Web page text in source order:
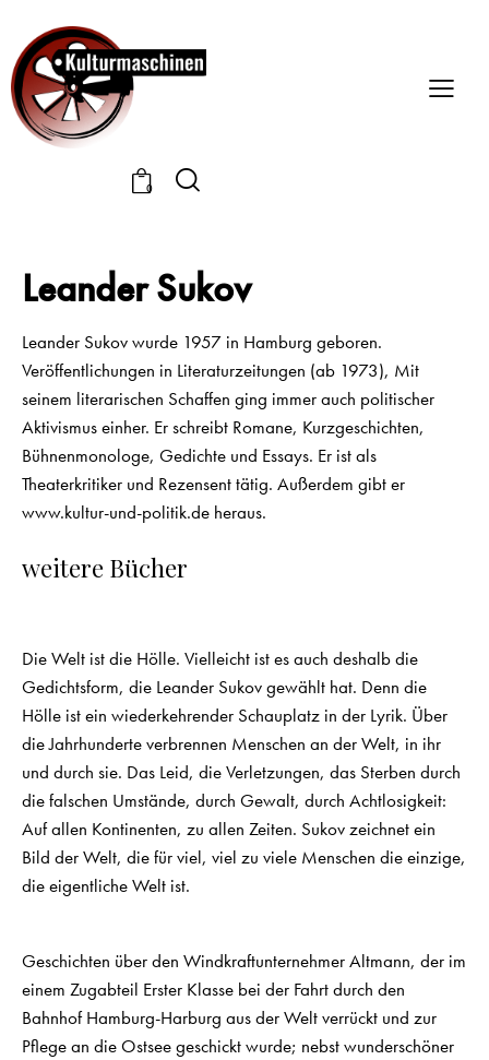
0
Leander Sukov
Leander Sukov wurde 1957 in Hamburg geboren.
Veröffentlichungen in Literaturzeitungen (ab 1973), Mit
seinem literarischen Schaffen ging immer auch politischer
Aktivismus einher. Er schreibt Romane, Kurzgeschichten,
Bühnenmonologe, Gedichte und Essays. Er ist als
Theaterkritiker und Rezensent tätig. Außerdem gibt er
www.kultur-und-politik.de heraus.
weitere Bücher
Die Welt ist die Hölle. Vielleicht ist es auch deshalb die
Gedichtsform, die Leander Sukov gewählt hat. Denn die
Hölle ist ein wiederkehrender Schauplatz in der Lyrik. Über
die Jahrhunderte verbrennen Menschen an der Welt, in ihr
und durch sie. Das Leid, die Verletzungen, das Sterben durch
die falschen Umstände, durch Gewalt, durch Achtlosigkeit:
Auf allen Kontinenten, zu allen Zeiten. Sukov zeichnet ein
Bild der Welt, die für viel, viel zu viele Menschen die einzige,
die eigentliche Welt ist.
Geschichten über den Windkraftunternehmer Altmann, der im
einem Zugabteil Erster Klasse bei der Fahrt durch den
Bahnhof Hamburg-Harburg aus der Welt verrückt und zur
Pflege an die Ostsee geschickt wurde; nebst wunderschöner